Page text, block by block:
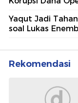
Yaqut Jadi
soal Lukas
Rekomendasi